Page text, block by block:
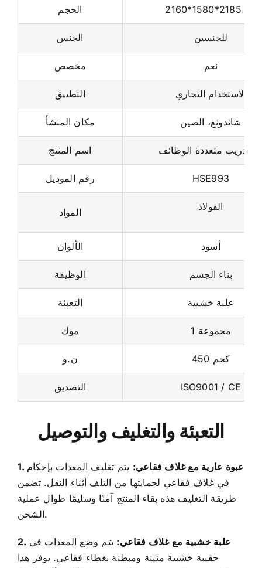
الجنس للجنسين
مخصص نعم
التطبيق الاستخدام التجاري
مكان المنشأ شاندونغ، الصين
اسم المنتج تدريب متعددة الوظائف
رقم الموديل HSE993
الفولاذ
الألوان أسود
الوظيفة بناء الجسم
التعبئة علبة خشبية
موك 1 مجموعة
ن.و 450 كجم
التصديق ISO9001 / CE
التعبئة والتغليف والتوصيل
في غلاف فقاعي لحمايتها من التلف أثناء النقل. تضمن
طريقة التغليف هذه بقاء المنتج آمنًا وسليمًا طوال عملية
الشحن.
حقيبة خشبية متينة ومبطنة بغطاء فقاعي. يوفر هذا
المزيج حماية معززة ويقلل من خطر التلف أثناء النقل